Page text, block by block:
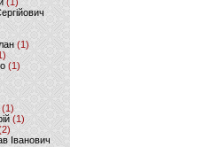
(1)
(1)
(1)
(1)
Іванович